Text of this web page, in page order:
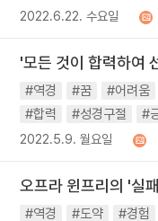
2022.6.22. 수요일
'모든 것이 합력하여
#역경 #꿈 #어려움
#합력
#성경구절 #
2022.5.9. 월요일
오프라 윈프리의 '실
#역경 #도약 #경험